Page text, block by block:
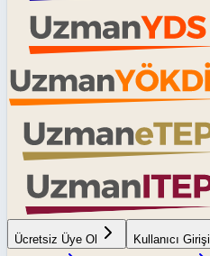
Ücretsiz Üye Ol Kullanıcı Girişi